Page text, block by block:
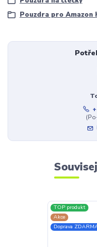
Pouzdra pro Amazon
TOP produkt
Akce
Doprava